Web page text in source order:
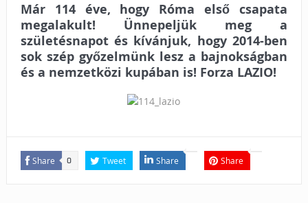
Már 114 éve, hogy Róma első csapata
megalakult! Ünnepeljük meg a
születésnapot és kívánjuk, hogy 2014-ben
sok szép győzelmünk lesz a bajnokságban
és a nemzetközi kupában is! Forza LAZIO!
Share 0 Tweet Share Share